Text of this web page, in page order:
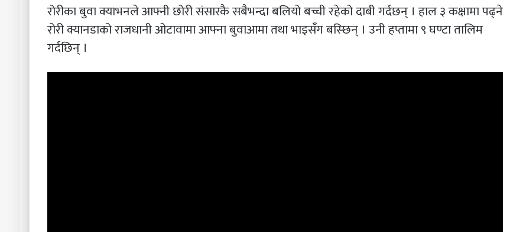
रोरीका बुवा क्याभनले आफ्नी छोरी संसारकै सबैभन्दा बलियो बच्ची रहेको दाबी गर्दछन् । हाल ३ कक्षामा पढ्ने
रोरी क्यानडाको राजधानी ओटावामा आफ्ना बुवाआमा तथा भाइसँग बस्छिन् । उनी हप्तामा ९ घण्टा तालिम
गर्दछिन् ।